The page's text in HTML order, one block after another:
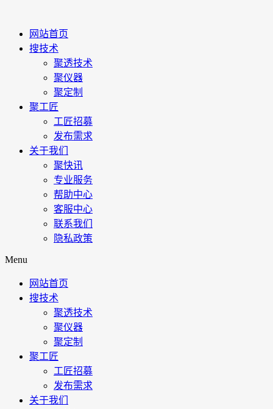
网站首页
搜技术
聚透技术
聚仪器
聚定制
聚工匠
工匠招募
发布需求
关于我们
聚快讯
专业服务
帮助中心
客服中心
联系我们
隐私政策
Menu
网站首页
搜技术
聚透技术
聚仪器
聚定制
聚工匠
工匠招募
发布需求
关于我们